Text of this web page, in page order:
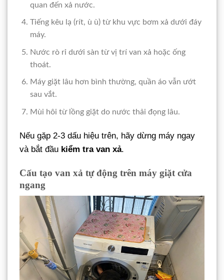
quan đến xả nước.
Tiếng kêu lạ (rít, ù ù) từ khu vực bơm xả dưới đáy
máy.
Nước rò rỉ dưới sàn từ vị trí van xả hoặc ống
thoát.
Máy giặt lâu hơn bình thường, quần áo vẫn ướt
sau vắt.
Mùi hôi từ lồng giặt do nước thải đọng lâu.
Nếu gặp 2-3 dấu hiệu trên, hãy dừng máy ngay
và bắt đầu kiểm tra van xả.
Cấu tạo van xả tự động trên máy giặt cửa
ngang